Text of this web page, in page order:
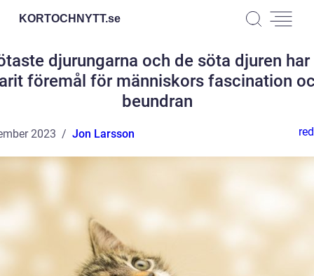
KORTOCHNYTT.se
djurungarna och de söta djuren
föremål för människors fascination
beundran
2023 Jon Larsson